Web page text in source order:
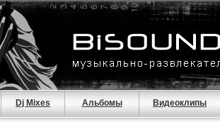
Dj Mixes Альбомы Видеоклипы